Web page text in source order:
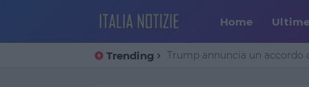
Home
Trending Trump annuncia un accordo